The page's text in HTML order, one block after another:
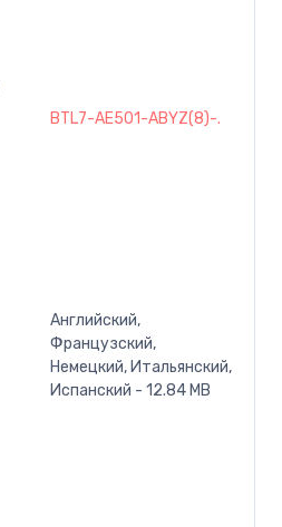
BTL7-AE501-ABYZ(8)-.
Английский,
Французский,
Немецкий, Итальянский,
Испанский - 12.84 MB